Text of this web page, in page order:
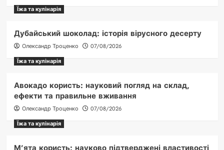
Їжа та кулінарія
Дубайський шоколад: історія вірусного десерту
Олександр Троценко
07/08/2026
Їжа та кулінарія
Авокадо користь: науковий погляд на склад,
ефекти та правильне вживання
Олександр Троценко
07/08/2026
Їжа та кулінарія